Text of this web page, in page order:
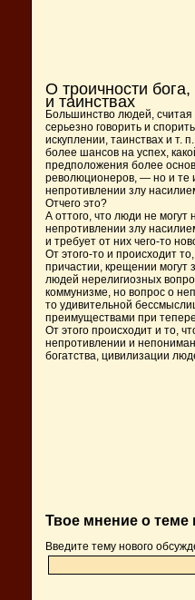
О троичности
и таинствах
Большинство людей,
серьезно говорить и
искуплении, таинствах и т.
более шансов на успех,
предположения более
революционеров, — но и те
непротивлении злу
Отчего это?
А оттого, что люди не могут
непротивлении злу
и требует от них чего-то
От этого-то и происходит
причастии, крещении могут
людей нерелигиозных
коммунизме, но вопрос о
то удивительной
преимуществами при
От этого происходит и то,
непротивлении и
богатства, цивилизации
Твое мнение о
Введите тему нового